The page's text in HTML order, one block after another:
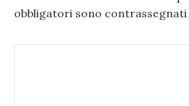
obbligatori sono contrassegnati